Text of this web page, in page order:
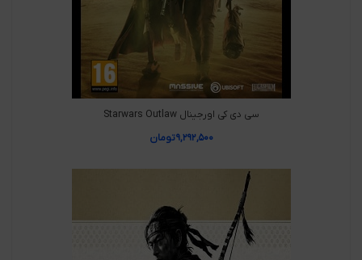
سی دی کی اورجینال Starwars Outlaw
۹,۲۹۲,۵۰۰تومان